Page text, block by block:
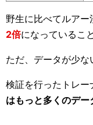
野生に比べてルアー
2倍になっているこ
ただ、データが少な
検証を行ったトレー
はもっと多くのデー